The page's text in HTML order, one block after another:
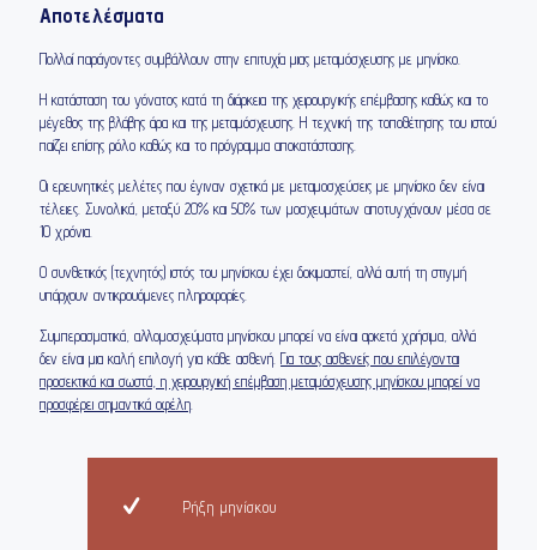
Αποτελέσματα
Πολλοί παράγοντες συμβάλλουν στην επιτυχία μιας μεταμόσχευσης με μηνίσκο.
Η κατάσταση του γόνατος κατά τη διάρκεια της χειρουργικής επέμβασης καθώς και το
μέγεθος της βλάβης άρα και της μεταμόσχευσης. Η τεχνική της τοποθέτησης του ιστού
παίζει επίσης ρόλο καθώς και το πρόγραμμα αποκατάστασης.
Οι ερευνητικές μελέτες που έγιναν σχετικά με μεταμοσχεύσεις με μηνίσκο δεν είναι
τέλειες. Συνολικά, μεταξύ 20% και 50% των μοσχευμάτων αποτυγχάνουν μέσα σε
10 χρόνια.
Ο συνθετικός (τεχνητός) ιστός του μηνίσκου έχει δοκιμαστεί, αλλά αυτή τη στιγμή
υπάρχουν αντικρουόμενες πληροφορίες.
Συμπερασματικά, αλλομοσχεύματα μηνίσκου μπορεί να είναι αρκετά χρήσιμα, αλλά
δεν είναι μια καλή επιλογή για κάθε ασθενή. Για τους ασθενείς που επιλέγονται
προσεκτικά και σωστά, η χειρουργική επέμβαση μεταμόσχευσης μηνίσκου μπορεί να
προσφέρει σημαντικά οφέλη
Ρήξη μηνίσκου